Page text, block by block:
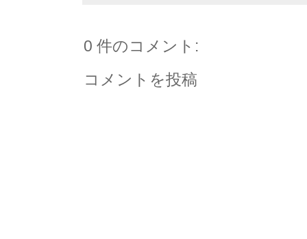
0 件のコメント:
コメントを投稿